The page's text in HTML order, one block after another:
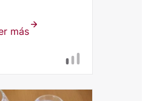
mássobre
Caramel